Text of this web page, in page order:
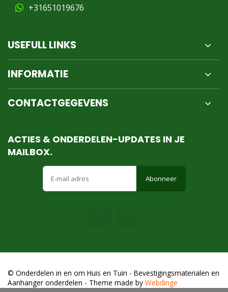
+31651019676
USEFULL LINKS
INFORMATIE
CONTACTGEGEVENS
ACTIES & ONDERDELEN-UPDATES IN JE
MAILBOX.
Abonneer
© Onderdelen in en om Huis en Tuin - Bevestigingsmaterialen en
Aanhanger onderdelen - Theme made by Webdinge